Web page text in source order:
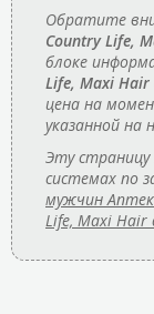
Обратите
Country Life,
блоке
Life, Maxi
цена на
указанной на
Эту
системах по
мужчин
Life, Maxi